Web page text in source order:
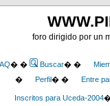
foro dirigido por un
� � Buscar� �
�
Perfil� � Entre
Inscritos para Uceda-2004